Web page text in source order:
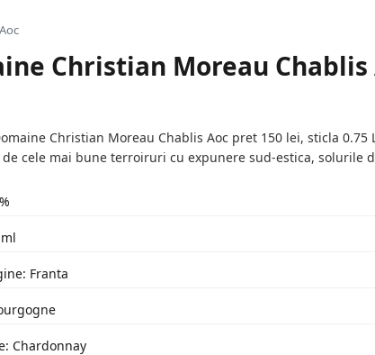
Christian Moreau Chablis
Christian Moreau Chablis Aoc pret 150 lei, sticla
de cele mai bune terroiruri cu expunere sud-estica,
Franta
Chardonnay